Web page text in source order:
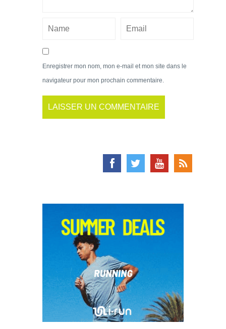
Enregistrer mon nom, mon e-mail et mon site dans le
navigateur pour mon prochain commentaire.